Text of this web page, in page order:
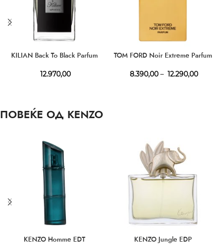
KILIAN Back To Black Parfum
12.970,00
TOM FORD Noir Extreme Parfum
8.390,00 – 12.290,00
ПОВЕЌЕ ОД KENZO
KENZO Homme EDT KENZO Jungle EDP